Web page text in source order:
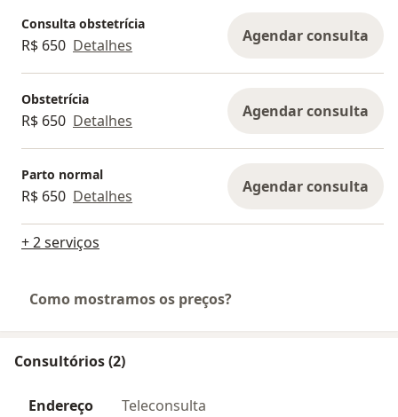
Consulta obstetrícia
R$ 650 Detalhes Agendar consulta
Obstetrícia
R$ 650 Detalhes Agendar consulta
Parto normal
R$ 650 Detalhes Agendar consulta
+ 2 serviços
Como mostramos os preços?
Consultórios (2)
Endereço Teleconsulta